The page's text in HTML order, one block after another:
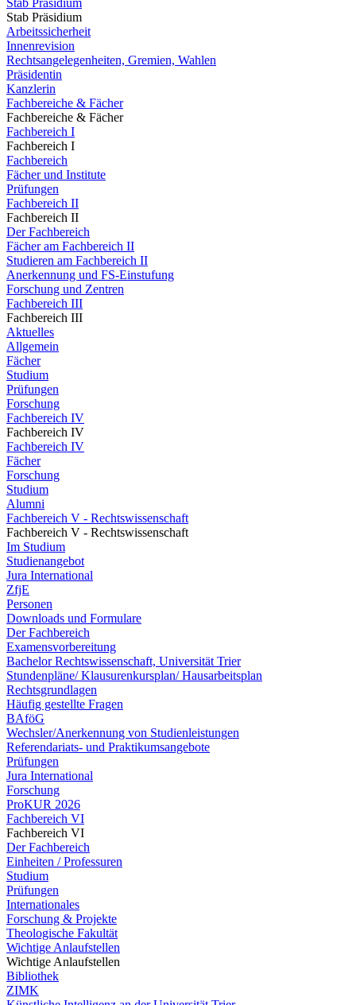
Stab Präsidium
Stab Präsidium
Arbeitssicherheit
Innenrevision
Rechtsangelegenheiten, Gremien, Wahlen
Präsidentin
Kanzlerin
Fachbereiche & Fächer
Fachbereiche & Fächer
Fachbereich I
Fachbereich I
Fachbereich
Fächer und Institute
Prüfungen
Fachbereich II
Fachbereich II
Der Fachbereich
Fächer am Fachbereich II
Studieren am Fachbereich II
Anerkennung und FS-Einstufung
Forschung und Zentren
Fachbereich III
Fachbereich III
Aktuelles
Allgemein
Fächer
Studium
Prüfungen
Forschung
Fachbereich IV
Fachbereich IV
Fachbereich IV
Fächer
Forschung
Studium
Alumni
Fachbereich V - Rechtswissenschaft
Fachbereich V - Rechtswissenschaft
Im Studium
Studienangebot
Jura International
ZfjE
Personen
Downloads und Formulare
Der Fachbereich
Examensvorbereitung
Bachelor Rechtswissenschaft, Universität Trier
Stundenpläne/ Klausurenkursplan/ Hausarbeitsplan
Rechtsgrundlagen
Häufig gestellte Fragen
BAföG
Wechsler/Anerkennung von Studienleistungen
Referendariats- und Praktikumsangebote
Prüfungen
Jura International
Forschung
ProKUR 2026
Fachbereich VI
Fachbereich VI
Der Fachbereich
Einheiten / Professuren
Studium
Prüfungen
Internationales
Forschung & Projekte
Theologische Fakultät
Wichtige Anlaufstellen
Wichtige Anlaufstellen
Bibliothek
ZIMK